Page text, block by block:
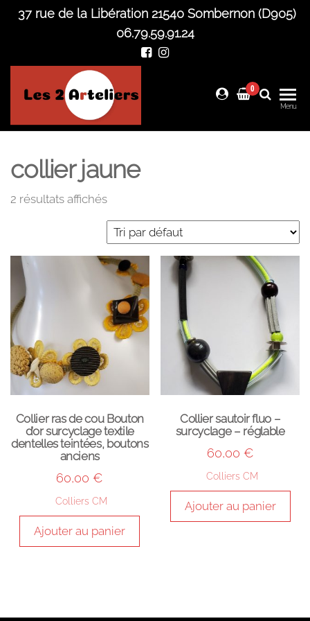
Skip
content
37 rue de la Libération 21540 Sombernon (D905)
06.79.59.91.24
Arteliers
0
Menu
collier jaune
2 résultats affichés
Collier ras de cou Bouton
d’or surcyclage textile
dentelles teintées, boutons
anciens
60,00€
Colliers CM
Ajouter au panier
Collier sautoir fluo –
surcyclage – réglable
60,00 €
Colliers CM
Ajouter au panier